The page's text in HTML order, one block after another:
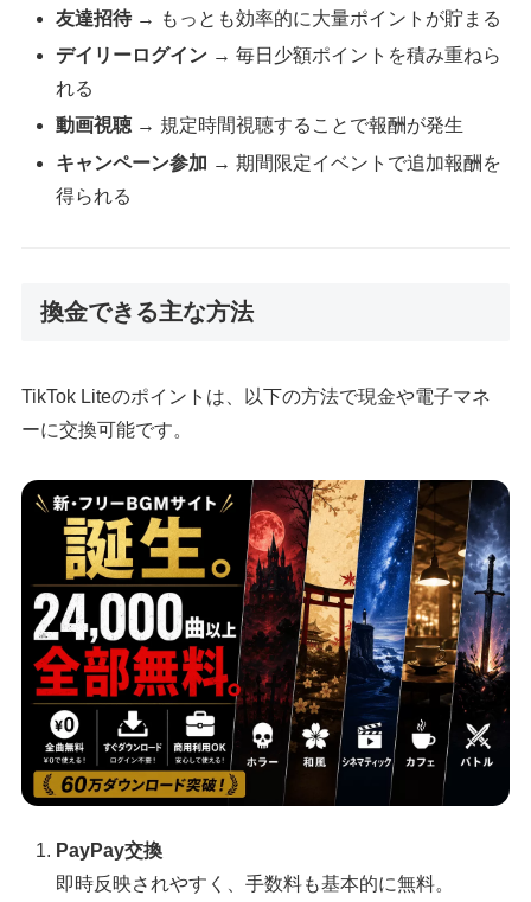
友達招待→ もっとも効率的に大量ポイントが貯まる
デイリーログイン → 毎日少額ポイントを積み重ねら
れる
動画視聴→ 規定時間視聴することで報酬が発生
キャンペーン参加 → 期間限定イベントで追加報酬を
得られる
換金できる主な方法
TikTok Liteのポイントは、以下の方法で現金や電子マネ
ーに交換可能です。
PayPay交換
即時反映されやすく、手数料も基本的に無料。